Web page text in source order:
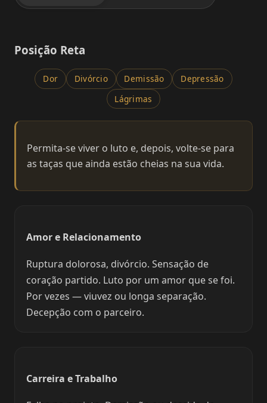
Posição Reta
Dor Divórcio Demissão
Depressão
Lágrimas
Permita-se viver o luto e, depois, volte-se para
as taças que ainda estão cheias na sua vida.
Amor e Relacionamento
Ruptura dolorosa, divórcio. Sensação de
coração partido. Luto por um amor que se foi.
Por vezes — viuvez ou longa separação.
Decepção com o parceiro.
Carreira e Trabalho